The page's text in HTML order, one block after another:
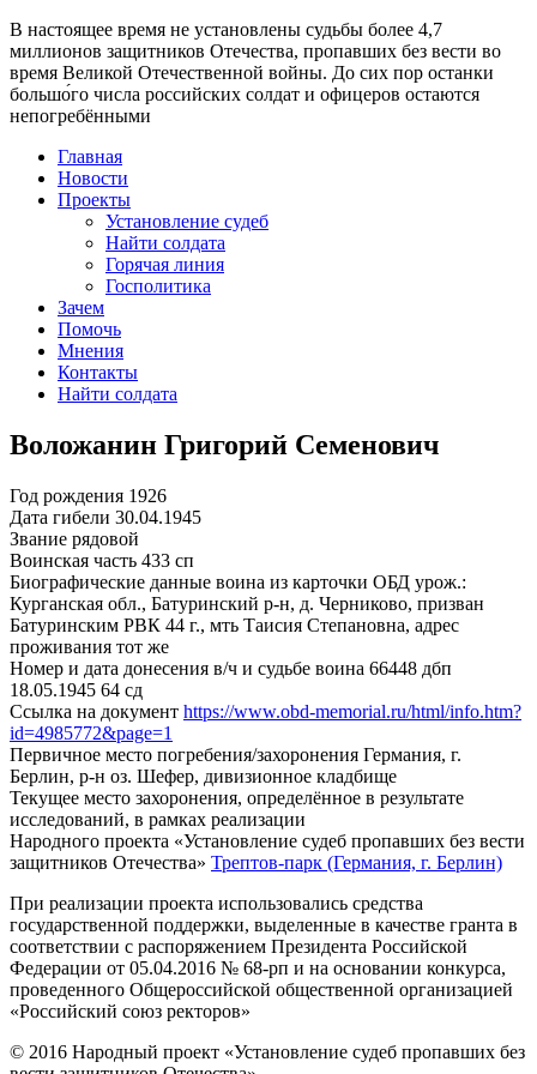
В настоящее время не установлены судьбы более 4,7
миллионов защитников Отечества, пропавших без вести во
время Великой Отечественной войны. До сих пор останки
большо́го числа российских солдат и офицеров остаются
непогребёнными
Главная
Новости
Проекты
Установление судеб
Найти солдата
Горячая линия
Госполитика
Зачем
Помочь
Мнения
Контакты
Найти солдата
Воложанин Григорий Семенович
Год рождения 1926
Дата гибели 30.04.1945
Звание рядовой
Воинская часть 433 сп
Биографические данные воина из карточки ОБД урож.:
Курганская обл., Батуринский р-н, д. Черниково, призван
Батуринским РВК 44 г., мть Таисия Степановна, адрес
проживания тот же
Номер и дата донесения в/ч и судьбе воина 66448 дбп
18.05.1945 64 сд
Ссылка на документ https://www.obd-memorial.ru/html/info.htm?
id=4985772&page=1
Первичное место погребения/захоронения Германия, г.
Берлин, р-н оз. Шефер, дивизионное кладбище
Текущее место захоронения, определённое в результате
исследований, в рамках реализации
Народного проекта «Установление судеб пропавших без вести
защитников Отечества» Трептов-парк (Германия, г. Берлин)
При реализации проекта использовались средства
государственной поддержки, выделенные в качестве гранта в
соответствии с распоряжением Президента Российской
Федерации от 05.04.2016 № 68-рп и на основании конкурса,
проведенного Общероссийской общественной организацией
«Российский союз ректоров»
© 2016 Народный проект «Установление судеб пропавших без